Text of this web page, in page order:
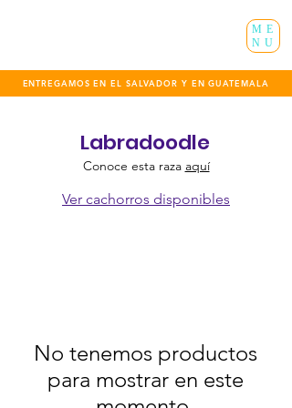
ENTREGAMOS EN EL SALVADOR Y EN GUATEMALA
ME
NU
Labradoodle
Conoce esta raza aquí
Ver cachorros disponibles
No tenemos productos
para mostrar en este